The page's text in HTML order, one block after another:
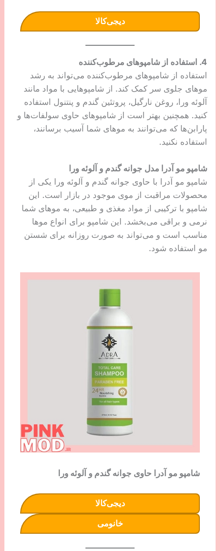
دیجی‌کالا
4. استفاده از شامپوهای مرطوب‌کننده
استفاده از شامپوهای مرطوب‌کننده می‌تواند به رشد
موهای جلوی سر کمک کند. از شامپوهایی با مواد مانند
آلوئه ورا، روغن نارگیل، پروتئین گندم و پنتنول استفاده
کنید. همچنین بهتر است از شامپوهای حاوی سولفات‌ها و
پارابن‌ها که می‌توانند به موهای شما آسیب برسانند،
استفاده نکنید.
شامپو مو آدرا مدل جوانه گندم و آلوئه ورا
شامپو مو آدرا با حاوی جوانه گندم و آلوئه ورا یکی از
محصولات مراقبت از موی موجود در بازار است. این
شامپو با ترکیبی از مواد مغذی و طبیعی، به موهای شما
نرمی و براقی می‌بخشد. این شامپو برای انواع موها
مناسب است و می‌تواند به صورت روزانه برای شستن
مو استفاده شود.
شامپو مو آدرا حاوی جوانه گندم و آلوئه ورا
دیجی‌کالا
خانومی